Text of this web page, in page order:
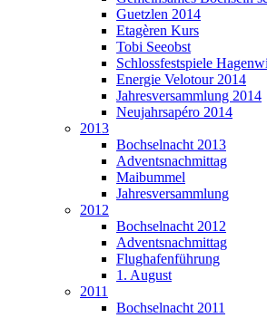
Guetzlen 2014
Etagèren Kurs
Tobi Seeobst
Schlossfestspiele
Energie Velotour 2014
Jahresversammlung 2014
Neujahrsapéro 2014
2013
Bochselnacht 2013
Adventsnachmittag
Maibummel
Jahresversammlung
2012
Bochselnacht 2012
Adventsnachmittag
Flughafenführung
1. August
2011
Bochselnacht 2011